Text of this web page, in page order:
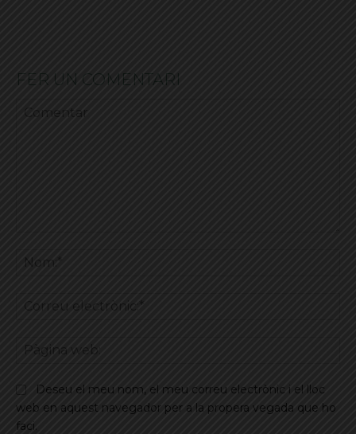
FER UN COMENTARI
Deseu el meu nom, el meu correu electrònic i el lloc
web en aquest navegador per a la propera vegada que ho
faci.